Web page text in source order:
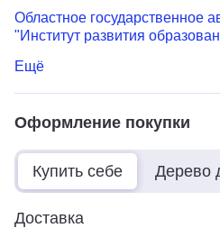
Областное государственное
"Институт развития
Ещё
Оформление покупки
Купить себе Дерево
Доставка